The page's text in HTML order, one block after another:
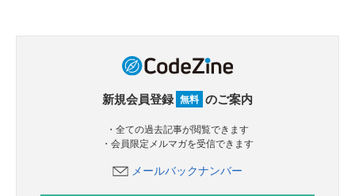
新規会員登録 無料 のご案内
・全ての過去記事が閲覧できます
・会員限定メルマガを受信できます
メールバックナンバー